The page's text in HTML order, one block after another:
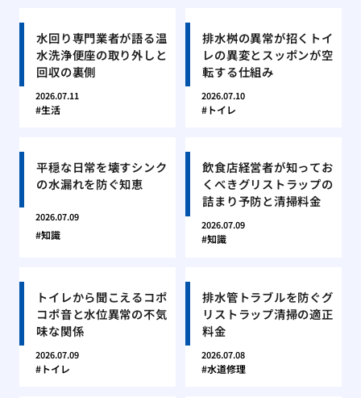
水回り専門業者が語る温
水洗浄便座の取り外しと
回収の裏側
2026.07.11
生活
排水桝の異常が招くトイ
レの異変とスッポンが空
転する仕組み
2026.07.10
トイレ
平穏な日常を壊すシンク
の水漏れを防ぐ知恵
2026.07.09
知識
飲食店経営者が知ってお
くべきグリストラップの
詰まり予防と清掃料金
2026.07.09
知識
トイレから聞こえるコポ
コポ音と水位異常の不気
味な関係
2026.07.09
トイレ
排水管トラブルを防ぐグ
リストラップ清掃の適正
料金
2026.07.08
水道修理